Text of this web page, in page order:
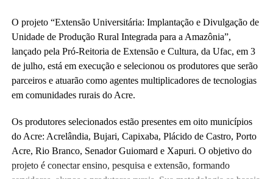
O projeto “Extensão Universitária: Implantação e Divulgação de
Unidade de Produção Rural Integrada para a Amazônia”,
lançado pela Pró-Reitoria de Extensão e Cultura, da Ufac, em 3
de julho, está em execução e selecionou os produtores que serão
parceiros e atuarão como agentes multiplicadores de tecnologias
em comunidades rurais do Acre.
Os produtores selecionados estão presentes em oito municípios
do Acre: Acrelândia, Bujari, Capixaba, Plácido de Castro, Porto
Acre, Rio Branco, Senador Guiomard e Xapuri. O objetivo do
projeto é conectar ensino, pesquisa e extensão, formando